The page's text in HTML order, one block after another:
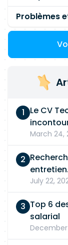
Problèmes
Le CV
March 24,
July 22,
Top 6
salarial
December